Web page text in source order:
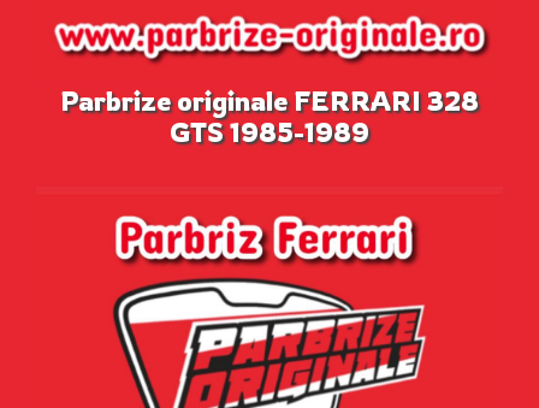
Parbrize originale FERRARI 328
GTS 1985-1989